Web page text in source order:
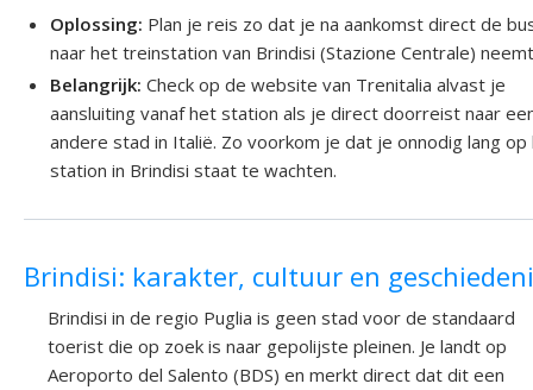
Oplossing: Plan je reis zo dat je na aankomst direct de
naar het treinstation van Brindisi (Stazione Centrale)
Belangrijk: Check op de website van Trenitalia alvast je
aansluiting vanaf het station als je direct doorreist naar
andere stad in Italië. Zo voorkom je dat je onnodig lang op
station in Brindisi staat te wachten.
Brindisi: karakter, cultuur en
Brindisi in de regio Puglia is geen stad voor de standaard
toerist die op zoek is naar gepolijste pleinen. Je landt op
Aeroporto del Salento (BDS) en merkt direct dat dit een